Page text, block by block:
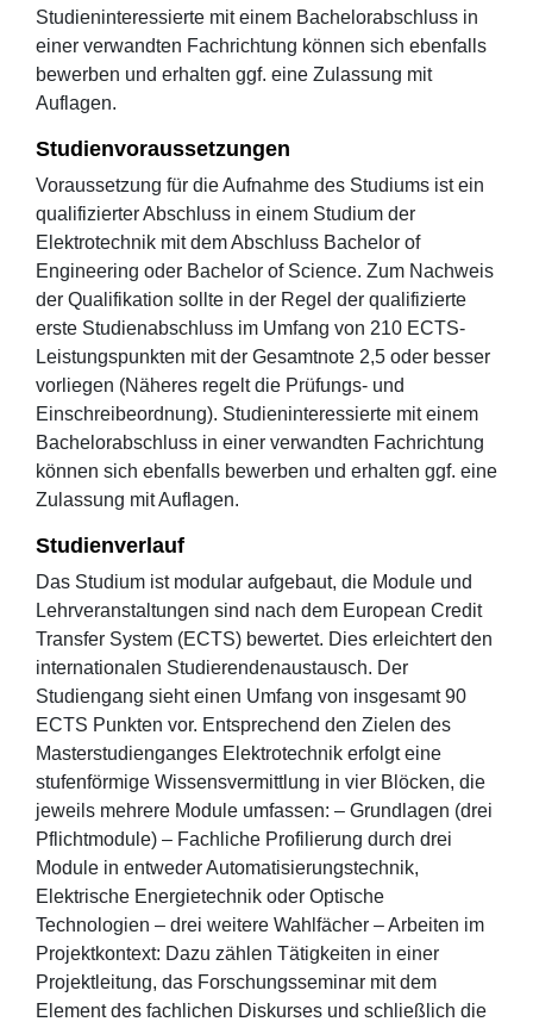
Studieninteressierte mit einem Bachelorabschluss in
einer verwandten Fachrichtung können sich ebenfalls
bewerben und erhalten ggf. eine Zulassung mit
Auflagen.
Studienvoraussetzungen
Voraussetzung für die Aufnahme des Studiums ist ein
qualifizierter Abschluss in einem Studium der
Elektrotechnik mit dem Abschluss Bachelor of
Engineering oder Bachelor of Science. Zum Nachweis
der Qualifikation sollte in der Regel der qualifizierte
erste Studienabschluss im Umfang von 210 ECTS-
Leistungspunkten mit der Gesamtnote 2,5 oder besser
vorliegen (Näheres regelt die Prüfungs- und
Einschreibeordnung). Studieninteressierte mit einem
Bachelorabschluss in einer verwandten Fachrichtung
können sich ebenfalls bewerben und erhalten ggf. eine
Zulassung mit Auflagen.
Studienverlauf
Das Studium ist modular aufgebaut, die Module und
Lehrveranstaltungen sind nach dem European Credit
Transfer System (ECTS) bewertet. Dies erleichtert den
internationalen Studierendenaustausch. Der
Studiengang sieht einen Umfang von insgesamt 90
ECTS Punkten vor. Entsprechend den Zielen des
Masterstudienganges Elektrotechnik erfolgt eine
stufenförmige Wissensvermittlung in vier Blöcken, die
jeweils mehrere Module umfassen: – Grundlagen (drei
Pflichtmodule) – Fachliche Profilierung durch drei
Module in entweder Automatisierungstechnik,
Elektrische Energietechnik oder Optische
Technologien – drei weitere Wahlfächer – Arbeiten im
Projektkontext: Dazu zählen Tätigkeiten in einer
Projektleitung, das Forschungsseminar mit dem
Element des fachlichen Diskurses und schließlich die